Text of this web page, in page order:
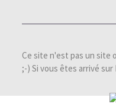
Ce site n'est pas un site
;-) Si vous êtes arrivé